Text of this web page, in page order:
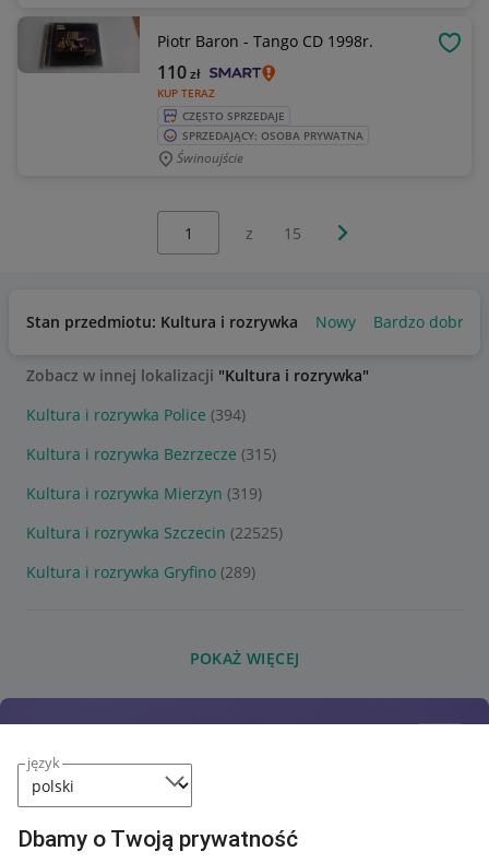
język
Dbamy o Twoją prywatność
Piotr Baron - Tango CD 1998r.
KUP TERAZ
110zł
CZĘSTO SPRZEDAJE
SPRZEDAJĄCY: OSOBA PRYWATNA
Świnoujście
z 15 Następna strona
Stan przedmiotu: Kultura i rozrywka Nowy Bardzo dobry
Zobacz w innej lokalizacji "Kultura i rozrywka"
Kultura i rozrywka Police (394)
Kultura i rozrywka Bezrzecze (315)
Kultura i rozrywka Mierzyn (319)
Kultura i rozrywka Szczecin (22525)
Kultura i rozrywka Gryfino (289)
POKAŻ WIĘCEJ